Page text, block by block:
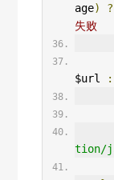
age) ?
失败
$url
:
tion/